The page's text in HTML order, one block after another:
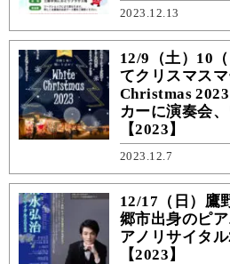
2023.12.13
12/9（土）10
てクリスマス
Christmas
カーに演奏会
【2023】
2023.12.7
12/17（日）鷹
郷市出身のピ
アノリサイタ
【2023】